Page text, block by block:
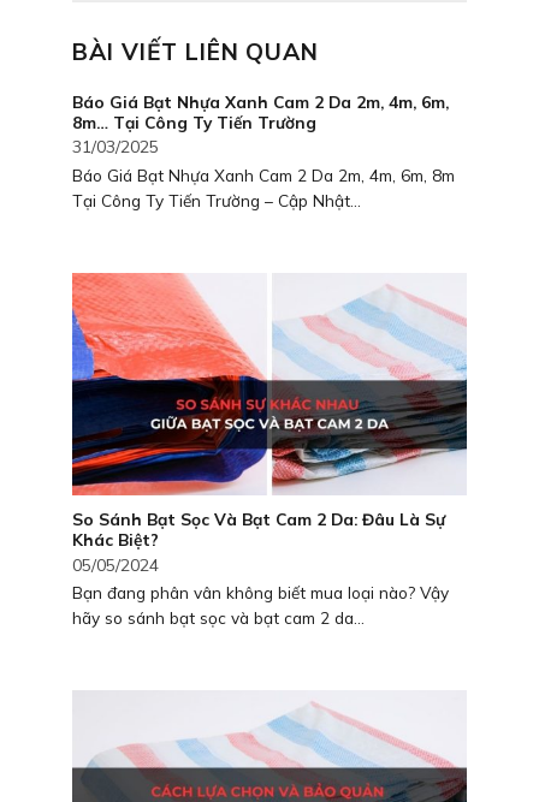
BÀI VIẾT LIÊN QUAN
Báo Giá Bạt Nhựa Xanh Cam 2 Da 2m, 4m, 6m,
8m… Tại Công Ty Tiến Trường
31/03/2025
Báo Giá Bạt Nhựa Xanh Cam 2 Da 2m, 4m, 6m, 8m
Tại Công Ty Tiến Trường – Cập Nhật...
So Sánh Bạt Sọc Và Bạt Cam 2 Da: Đâu Là Sự
Khác Biệt?
05/05/2024
Bạn đang phân vân không biết mua loại nào? Vậy
hãy so sánh bạt sọc và bạt cam 2 da...